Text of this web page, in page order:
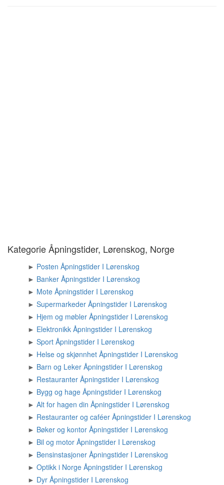
Kategorie Åpningstider, Lørenskog, Norge
► Posten Åpningstider I Lørenskog
► Banker Åpningstider I Lørenskog
► Mote Åpningstider I Lørenskog
► Supermarkeder Åpningstider I Lørenskog
►
Hjem og møbler Åpningstider I Lørenskog
► Elektronikk Åpningstider I Lørenskog
► Sport Åpningstider I Lørenskog
►
Helse og skjønnhet Åpningstider I Lørenskog
►
Barn og Leker Åpningstider I Lørenskog
► Restauranter Åpningstider I Lørenskog
►
Bygg og hage Åpningstider I Lørenskog
►
Alt for hagen din Åpningstider I Lørenskog
►
Restauranter og caféer Åpningstider I Lørenskog
►
Bøker og kontor Åpningstider I Lørenskog
►
Bil og motor Åpningstider I Lørenskog
► Bensinstasjoner Åpningstider I Lørenskog
►
Optikk i Norge Åpningstider I Lørenskog
► Dyr Åpningstider I Lørenskog